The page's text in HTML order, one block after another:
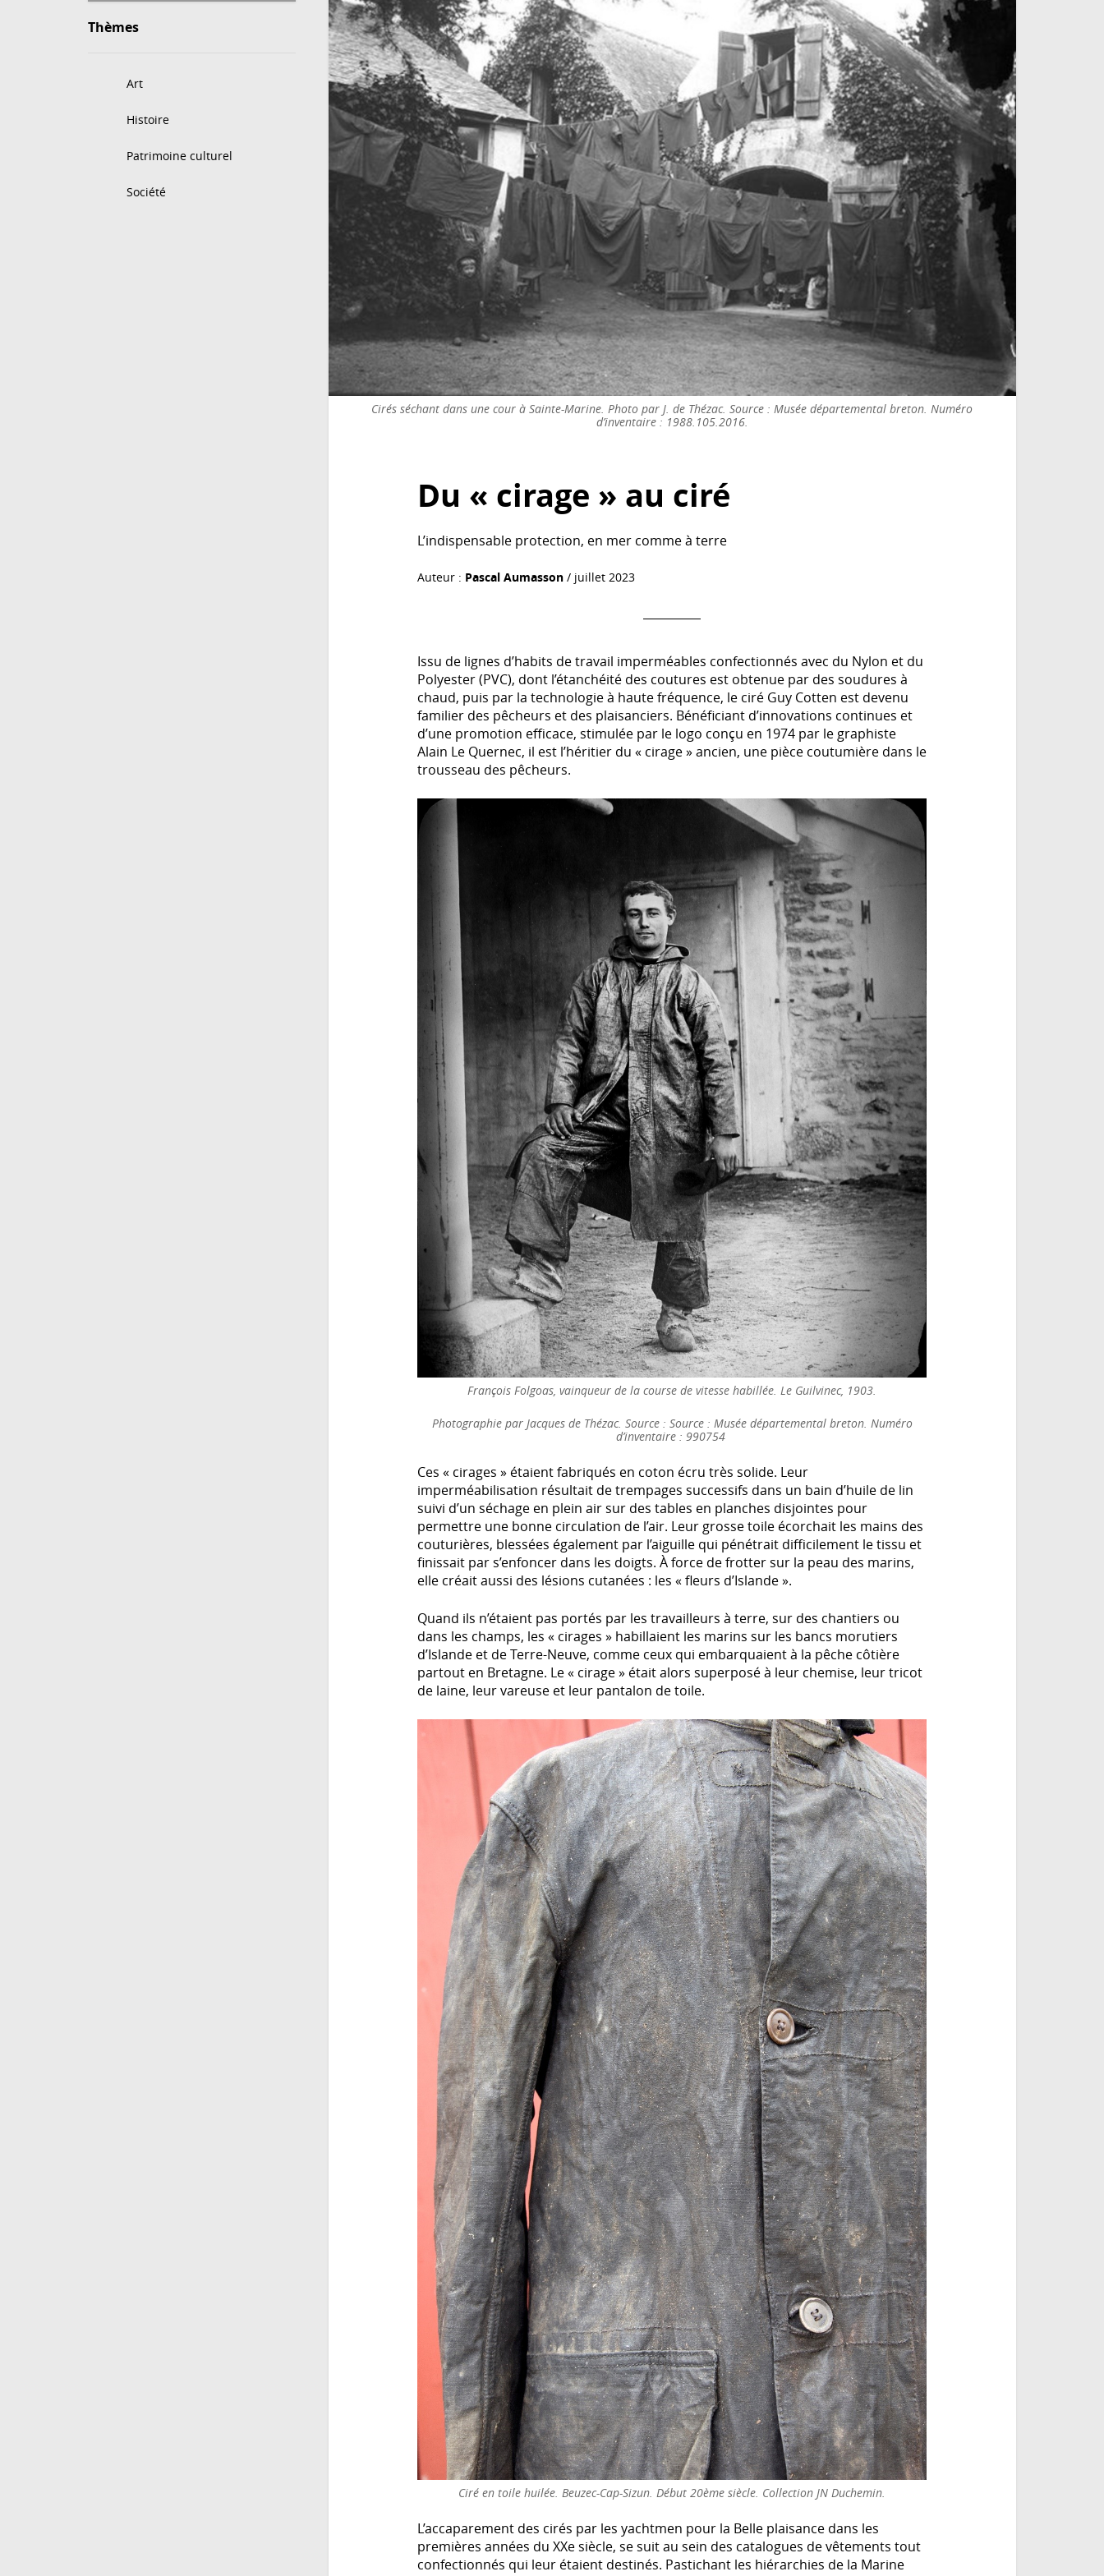
Thèmes
Art
Histoire
Patrimoine culturel
Société
Cirés séchant dans une cour à Sainte-Marine. Photo par J. de Thézac. Source : Musée départemental breton. Numéro
d’inventaire : 1988.105.2016.
Du « cirage » au ciré
L’indispensable protection, en mer comme à terre
Auteur : Pascal Aumasson / juillet 2023
Issu de lignes d’habits de travail imperméables confectionnés avec du Nylon et du
Polyester (PVC), dont l’étanchéité des coutures est obtenue par des soudures à
chaud, puis par la technologie à haute fréquence, le ciré Guy Cotten est devenu
familier des pêcheurs et des plaisanciers. Bénéficiant d’innovations continues et
d’une promotion efficace, stimulée par le logo conçu en 1974 par le graphiste
Alain Le Quernec, il est l’héritier du « cirage » ancien, une pièce coutumière dans le
trousseau des pêcheurs.
François Folgoas, vainqueur de la course de vitesse habillée. Le Guilvinec, 1903.
Photographie par Jacques de Thézac. Source : Source : Musée départemental breton. Numéro
d’inventaire : 990754
Ces « cirages » étaient fabriqués en coton écru très solide. Leur
imperméabilisation résultait de trempages successifs dans un bain d’huile de lin
suivi d’un séchage en plein air sur des tables en planches disjointes pour
permettre une bonne circulation de l’air. Leur grosse toile écorchait les mains des
couturières, blessées également par l’aiguille qui pénétrait difficilement le tissu et
finissait par s’enfoncer dans les doigts. À force de frotter sur la peau des marins,
elle créait aussi des lésions cutanées : les « fleurs d’Islande ».
Quand ils n’étaient pas portés par les travailleurs à terre, sur des chantiers ou
dans les champs, les « cirages » habillaient les marins sur les bancs morutiers
d’Islande et de Terre-Neuve, comme ceux qui embarquaient à la pêche côtière
partout en Bretagne. Le « cirage » était alors superposé à leur chemise, leur tricot
de laine, leur vareuse et leur pantalon de toile.
Ciré en toile huilée. Beuzec-Cap-Sizun. Début 20ème siècle. Collection JN Duchemin.
L’accaparement des cirés par les yachtmen pour la Belle plaisance dans les
premières années du XXe siècle, se suit au sein des catalogues de vêtements tout
confectionnés qui leur étaient destinés. Pastichant les hiérarchies de la Marine